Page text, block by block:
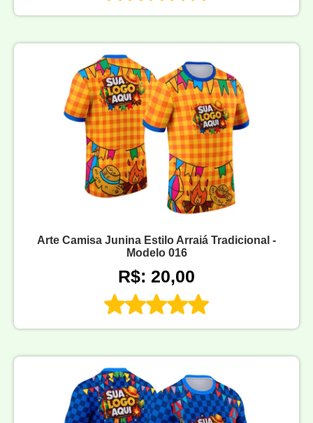
Arte Camisa Junina Estilo Arraiá Tradicional -
Modelo 016
R$: 20,00